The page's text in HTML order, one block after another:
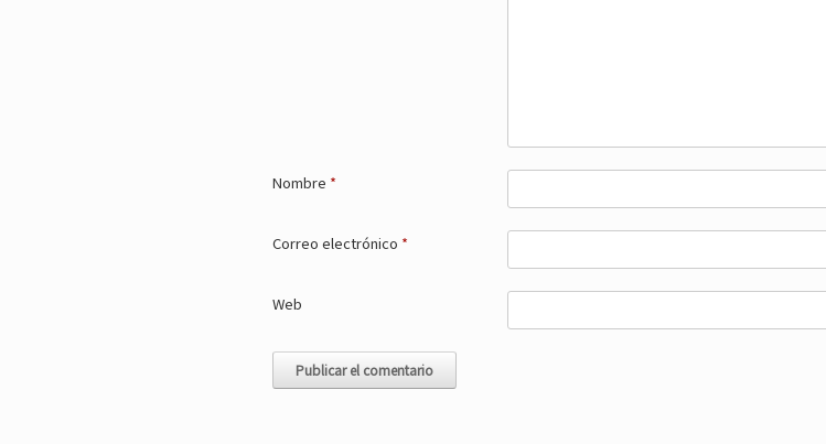
Nombre *
Correo electrónico *
Web